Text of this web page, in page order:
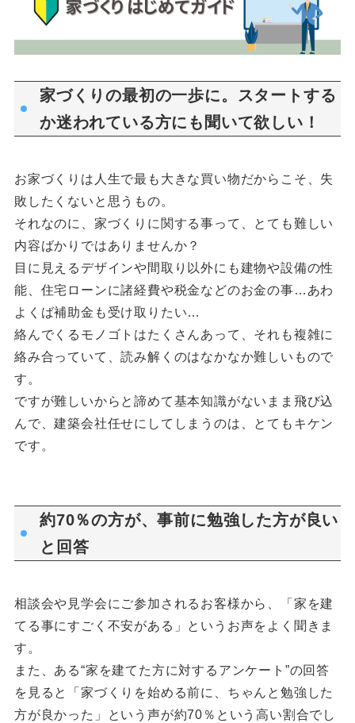
家づくりの最初の一歩に。スタートする
か迷われている方にも聞いて欲しい！
お家づくりは人生で最も大きな買い物だからこそ、失
敗したくないと思うもの。
それなのに、家づくりに関する事って、とても難しい
内容ばかりではありませんか？
目に見えるデザインや間取り以外にも建物や設備の性
能、住宅ローンに諸経費や税金などのお金の事…あわ
よくば補助金も受け取りたい…
絡んでくるモノゴトはたくさんあって、それも複雑に
絡み合っていて、読み解くのはなかなか難しいもので
す。
ですが難しいからと諦めて基本知識がないまま飛び込
んで、建築会社任せにしてしまうのは、とてもキケン
です。
約70％の方が、事前に勉強した方が良い
と回答
相談会や見学会にご参加されるお客様から、「家を建
てる事にすごく不安がある」というお声をよく聞きま
す。
また、ある“家を建てた方に対するアンケート”の回答
を見ると「家づくりを始める前に、ちゃんと勉強した
方が良かった」という声が約70％という高い割合でし